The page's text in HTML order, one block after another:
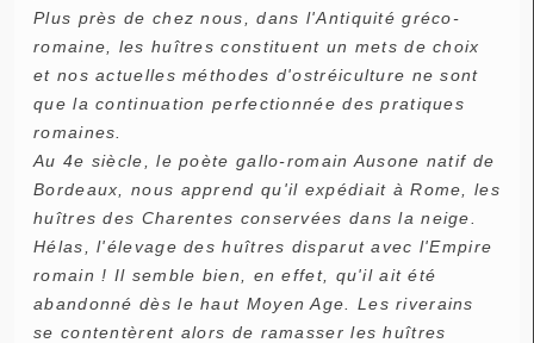
Plus près de chez nous, dans l'Antiquité gréco-
romaine, les huîtres constituent un mets de choix
et nos actuelles méthodes d'ostréiculture ne sont
que la continuation perfectionnée des pratiques
romaines.
Au 4e siècle, le poète gallo-romain Ausone natif de
Bordeaux, nous apprend qu'il expédiait à Rome, les
huîtres des Charentes conservées dans la neige.
Hélas, l'élevage des huîtres disparut avec l'Empire
romain ! Il semble bien, en effet, qu'il ait été
abandonné dès le haut Moyen Age. Les riverains
se contentèrent alors de ramasser les huîtres